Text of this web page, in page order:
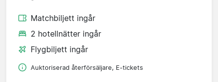
Matchbiljett ingår
2 hotellnätter ingår
Flygbiljett ingår
Auktoriserad återförsäljare, E-tickets